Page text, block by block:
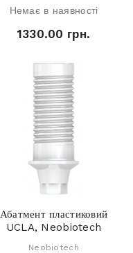
Немає в наявності
1330.00 грн.
Абатмент пластиковий
UCLA, Neobiotech
Neobiotech